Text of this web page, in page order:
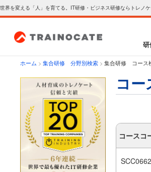
世界を変える「人」を育てる。IT研修・ビジネス研修ならトレノケ
ホーム > 集合研修 分野別検索 > 集合研修 コース
コ
コースコ